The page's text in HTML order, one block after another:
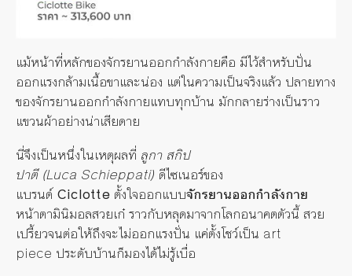
แม้หน้าที่หลักของจักรยานออกกำลังกายคือ มีไว้สำหรับปั่น
ออกแรงกล้ามเนื้อขาและน่อง แต่ในความเป็นจริงแล้ว ปลายทาง
ของจักรยานออกกำลังกายแทบทุกบ้าน มักกลายร่างเป็นราว
แขวนผ้าอย่างน่าเสียดาย
นี่จึงเป็นหนึ่งในเหตุผลที่ ลูกา สกิป
ปาตี(Luca Schieppati) ดีไซเนอร์ของ
แบรนด์ Ciclotte ตั้งใจออกแบบจักรยานออกกำลังกาย
หน้าตามินิมอลสวยเก๋ราวกับหลุดมาจากโลกอนาคตตัวนี้ สวย
เปรี้ยวจนต่อให้ถึงจะไม่ออกแรงปั่น แค่ตั้งโชว์เป็น art
piece ประดับบ้านก็มองได้ไม่รู้เบื่อ